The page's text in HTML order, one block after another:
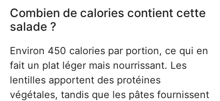
Combien de calories contient cette
salade ?
Environ 450 calories par portion, ce qui en
fait un plat léger mais nourrissant. Les
lentilles apportent des protéines
végétales, tandis que les pâtes fournissent